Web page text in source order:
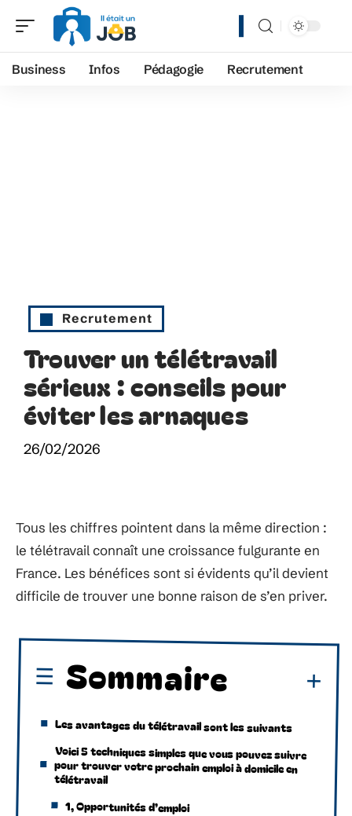
Business Infos Pédagogie Recrutement
Recrutement
Trouver un télétravail
sérieux : conseils pour
éviter les arnaques
26/02/2026
Tous les chiffres pointent dans la même direction :
le télétravail connaît une croissance fulgurante en
France. Les bénéfices sont si évidents qu’il devient
difficile de trouver une bonne raison de s’en priver.
Sommaire
Les avantages du télétravail sont les suivants
Voici 5 techniques simples que vous pouvez suivre
pour trouver votre prochain emploi à domicile en
télétravail
1, Opportunités d’emploi